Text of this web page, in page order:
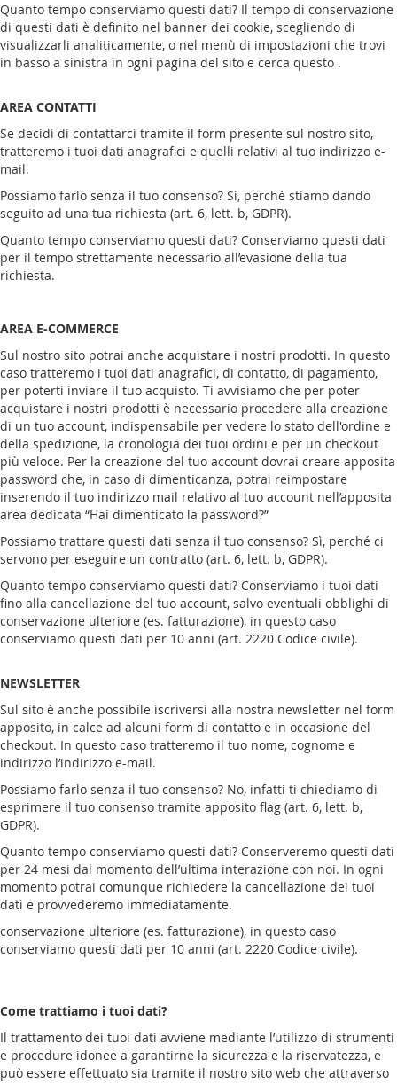
Quanto tempo conserviamo questi dati? Il tempo di conservazione
di questi dati è definito nel banner dei cookie, scegliendo di
visualizzarli analiticamente, o nel menù di impostazioni che trovi
in basso a sinistra in ogni pagina del sito e cerca questo .
AREA CONTATTI
Se decidi di contattarci tramite il form presente sul nostro sito,
tratteremo i tuoi dati anagrafici e quelli relativi al tuo indirizzo e-
mail.
Possiamo farlo senza il tuo consenso? Sì, perché stiamo dando
seguito ad una tua richiesta (art. 6, lett. b, GDPR).
Quanto tempo conserviamo questi dati? Conserviamo questi dati
per il tempo strettamente necessario all’evasione della tua
richiesta.
AREA E-COMMERCE
Sul nostro sito potrai anche acquistare i nostri prodotti. In questo
caso tratteremo i tuoi dati anagrafici, di contatto, di pagamento,
per poterti inviare il tuo acquisto. Ti avvisiamo che per poter
acquistare i nostri prodotti è necessario procedere alla creazione
di un tuo account, indispensabile per vedere lo stato dell'ordine e
della spedizione, la cronologia dei tuoi ordini e per un checkout
più veloce. Per la creazione del tuo account dovrai creare apposita
password che, in caso di dimenticanza, potrai reimpostare
inserendo il tuo indirizzo mail relativo al tuo account nell’apposita
area dedicata “Hai dimenticato la password?”
Possiamo trattare questi dati senza il tuo consenso? Sì, perché ci
servono per eseguire un contratto (art. 6, lett. b, GDPR).
Quanto tempo conserviamo questi dati? Conserviamo i tuoi dati
fino alla cancellazione del tuo account, salvo eventuali obblighi di
conservazione ulteriore (es. fatturazione), in questo caso
conserviamo questi dati per 10 anni (art. 2220 Codice civile).
NEWSLETTER
Sul sito è anche possibile iscriversi alla nostra newsletter nel form
apposito, in calce ad alcuni form di contatto e in occasione del
checkout. In questo caso tratteremo il tuo nome, cognome e
indirizzo l’indirizzo e-mail.
Possiamo farlo senza il tuo consenso? No, infatti ti chiediamo di
esprimere il tuo consenso tramite apposito flag (art. 6, lett. b,
GDPR).
Quanto tempo conserviamo questi dati? Conserveremo questi dati
per 24 mesi dal momento dell’ultima interazione con noi. In ogni
momento potrai comunque richiedere la cancellazione dei tuoi
dati e provvederemo immediatamente.
conservazione ulteriore (es. fatturazione), in questo caso
conserviamo questi dati per 10 anni (art. 2220 Codice civile).
Come trattiamo i tuoi dati?
Il trattamento dei tuoi dati avviene mediante l’utilizzo di strumenti
e procedure idonee a garantirne la sicurezza e la riservatezza, e
può essere effettuato sia tramite il nostro sito web che attraverso